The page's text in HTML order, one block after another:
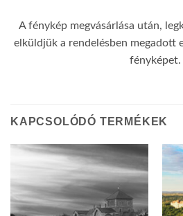
A fénykép megvásárlása után,
elküldjük a rendelésben megadott
fényképet.
KAPCSOLÓDÓ TERMÉKEK